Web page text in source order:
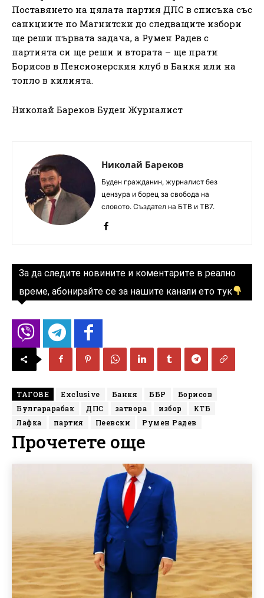
Поставянето на цялата партия ДПС в списъка със
санкциите по Магнитски до следващите избори
ще реши първата задача, а Румен Радев с
партията си ще реши и втората – ще прати
Борисов в Пенсионерския клуб в Банкя или на
топло в килията.
Николай Бареков Буден Журналист
Николай Бареков
Буден гражданин, журналист без
цензура и борец за свобода на
словото. Създател на БТВ и ТВ7.
За да следите новините и коментарите в реално
време, абонирайте се за нашите канали ето тук
ТАГОВЕ Exclusive Банкя ББР
Борисов
Булгарарабак
ДПС затвора избор
КТБ
Лафка
партия Пеевски Румен Радев
Прочетете още